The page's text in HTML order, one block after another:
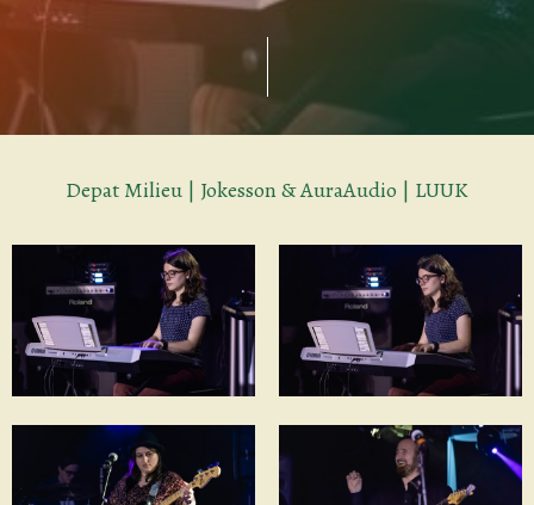
Depat Milieu | Jokesson & AuraAudio | LUUK